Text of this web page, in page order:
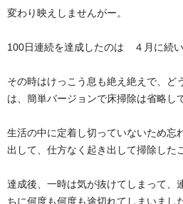
変わり映えしませんがー。
100日連続を達成したのは ４月に続い
その時はけっこう息も絶え絶えで、ど
は、簡単バージョンで床掃除は省略し
生活の中に定着し切っていないため忘
出して、仕方なく起き出して掃除した
達成後、一時は気が抜けてしまって、
ちに何度も何度も途切れてしまいまし